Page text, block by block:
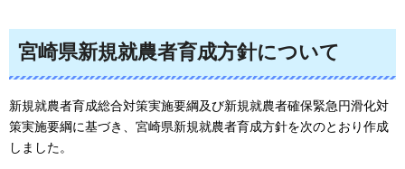
宮崎県新規就農者育成方針について
新規就農者育成総合対策実施要綱及び新規就農者確保緊急円滑化対
策実施要綱に基づき、宮崎県新規就農者育成方針を次のとおり作成
しました。